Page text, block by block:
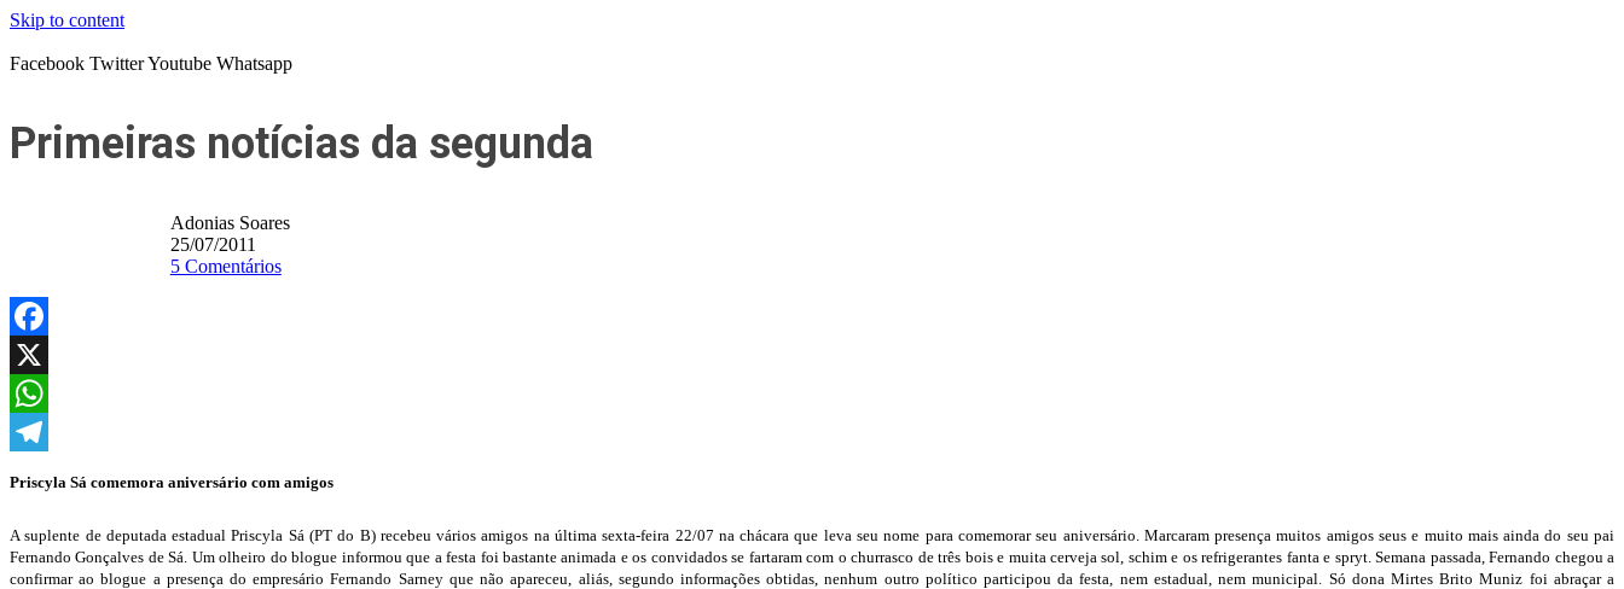
Skip to content
Facebook TwitterYoutube Whatsapp
Primeiras notícias da segunda
Adonias Soares
25/07/2011
5 Comentários
Facebook
X
WhatsApp
Priscyla Sá comemora aniversário com amigos
A suplente de deputada estadual Priscyla Sá (PT do B) recebeu vários amigos na última sexta-feira 22/07 na chácara que leva seu nome para comemorar seu aniversário. Marcaram presença muitos amigos seus e muito mais ainda do seu pai
Fernando Gonçalves de Sá. Um olheiro do blogue informou que a festa foi bastante animada e os convidados se fartaram com o churrasco de três bois e muita cerveja sol, schim e os refrigerantes fanta e spryt. Semana passada, Fernando chegou a
confirmar ao blogue a presença do empresário Fernando Sarney que não apareceu, aliás, segundo informações obtidas, nenhum outro político participou da festa, nem estadual, nem municipal. Só dona Mirtes Brito Muniz foi abraçar a